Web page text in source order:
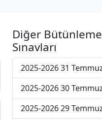
Diğer
Sınavları
2025-2026 31
2025-2026 30
2025-2026 29